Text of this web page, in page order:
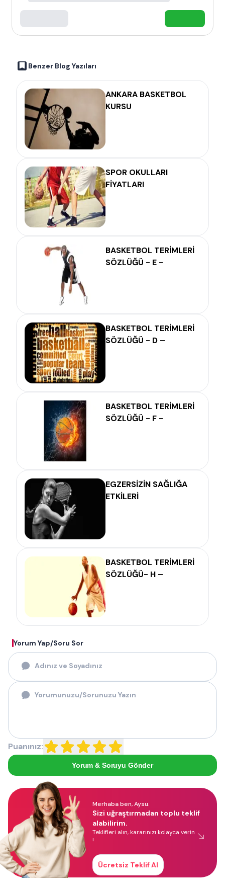
Benzer Blog Yazıları
ANKARA BASKETBOL
KURSU
SPOR OKULLARI
FİYATLARI
BASKETBOL TERİMLERİ
SÖZLÜĞÜ - E -
BASKETBOL TERİMLERİ
SÖZLÜĞÜ - D –
BASKETBOL TERİMLERİ
SÖZLÜĞÜ - F -
EGZERSİZİN SAĞLIĞA
ETKİLERİ
BASKETBOL TERİMLERİ
SÖZLÜĞÜ- H –
Yorum Yap/Soru Sor
Puanınız:
Yorum & Soruyu Gönder
Merhaba ben, Aysu.
Sizi uğraştırmadan toplu teklif
alabilirim.
Teklifleri alın, kararınızı kolayca verin
!
Ücretsiz Teklif Al